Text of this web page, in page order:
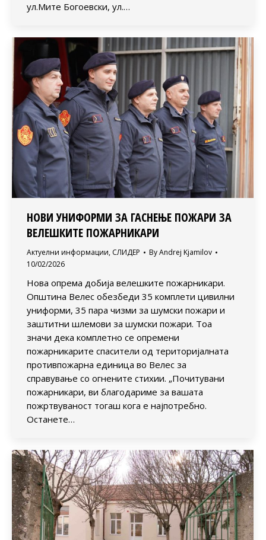
ул.Мите Богоевски, ул.…
НОВИ УНИФОРМИ ЗА ГАСНЕЊЕ ПОЖАРИ ЗА
ВЕЛЕШКИТЕ ПОЖАРНИКАРИ
Актуелни информации, СЛИДЕР ByAndrej Kjamilov
10/02/2026
Нова опрема добија велешките пожарникари.
Општина Велес обезбеди 35 комплети цивилни
униформи, 35 пара чизми за шумски пожари и
заштитни шлемови за шумски пожари. Тоа
значи дека комплетно се опремени
пожарникарите спасители од територијалната
противпожарна единица во Велес за
справување со огнените стихии. „Почитувани
пожарникари, ви благодариме за вашата
пожртвуваност тогаш кога е најпотребно.
Останете…